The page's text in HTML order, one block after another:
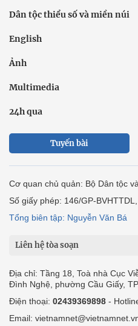
Dân tộc thiểu số và miền núi
English
Ảnh
Multimedia
24h qua
Tuyến bài
Cơ quan chủ quản: Bộ Dân tộc
Số giấy phép: 146/GP-
Tổng biên tập: Nguyễn Văn Bá
Liên hệ tòa soạn
Địa chỉ: Tầng 18, Toà nhà Cục
Đình Nghệ, phường Cầu Giấy,
Điện thoại: 02439369898 -
Email: